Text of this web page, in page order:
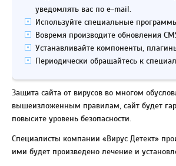
уведомлять вас по e-mail.
Используйте специальные
Вовремя производите обновления
Устанавливайте компоненты,
Периодически обращайтесь к
Защита сайта от вирусов во многом
вышеизложенным правилам, сайт будет
повысите уровень безопасности.
Специалисты компании «Вирус Детект»
ими будет произведено лечение и